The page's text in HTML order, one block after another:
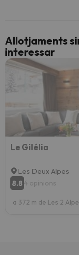
Allotjaments
interessar
Le Gilélia
Les Deux Alpes
8.8 4 opinions
a 372 m de Les 2